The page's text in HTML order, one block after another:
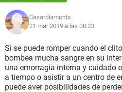
Cesardiamonts
21 mar 2019 a las 08:23
Si se puede romper cuando el
bombea mucha sangre en su
una emorragia interna y cuidado
a tiempo o asistir a un centro de
puede aver posibilidades de